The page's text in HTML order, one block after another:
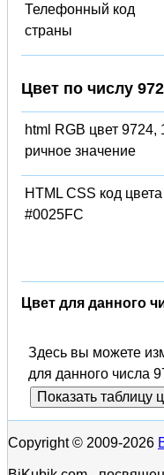
Телефонный код
страны
Цвет по числу
html RGB цвет 9724,
ричное значение
HTML CSS код цвета
#0025FC
Цвет для данного
Здесь вы можете
для данного числа
Показать таблицу
Copyright © 2009-2026